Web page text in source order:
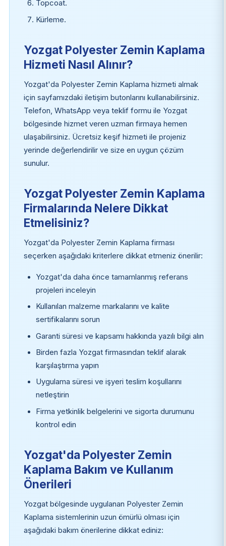
Topcoat.
Kürleme.
Yozgat Polyester Zemin Kaplama
Hizmeti Nasıl Alınır?
Yozgat'da Polyester Zemin Kaplama hizmeti almak
için sayfamızdaki iletişim butonlarını kullanabilirsiniz.
Telefon, WhatsApp veya teklif formu ile Yozgat
bölgesinde hizmet veren uzman firmaya hemen
ulaşabilirsiniz. Ücretsiz keşif hizmeti ile projeniz
yerinde değerlendirilir ve size en uygun çözüm
sunulur.
Yozgat Polyester Zemin Kaplama
Firmalarında Nelere Dikkat
Etmelisiniz?
Yozgat'da Polyester Zemin Kaplama firması
seçerken aşağıdaki kriterlere dikkat etmeniz önerilir:
Yozgat'da daha önce tamamlanmış referans
projeleri inceleyin
Kullanılan malzeme markalarını ve kalite
sertifikalarını sorun
Garanti süresi ve kapsamı hakkında yazılı bilgi alın
Birden fazla Yozgat firmasından teklif alarak
karşılaştırma yapın
Uygulama süresi ve işyeri teslim koşullarını
netleştirin
Firma yetkinlik belgelerini ve sigorta durumunu
kontrol edin
Yozgat'da Polyester Zemin
Kaplama Bakım ve Kullanım
Önerileri
Yozgat bölgesinde uygulanan Polyester Zemin
Kaplama sistemlerinin uzun ömürlü olması için
aşağıdaki bakım önerilerine dikkat ediniz: